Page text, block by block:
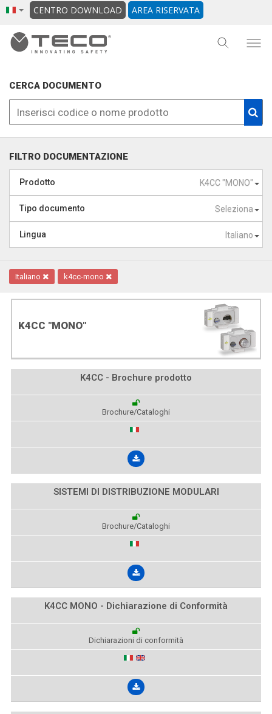
CENTRO DOWNLOAD AREA RISERVATA
CERCA DOCUMENTO
FILTRO DOCUMENTAZIONE
K4CC "MONO"
Prodotto
Seleziona
Tipo documento
Italiano
Lingua
Italiano k4cc-mono
K4CC "MONO"
K4CC - Brochure prodotto
Brochure/Cataloghi
SISTEMI DI DISTRIBUZIONE MODULARI
Brochure/Cataloghi
K4CC MONO - Dichiarazione di Conformità
Dichiarazioni di conformità